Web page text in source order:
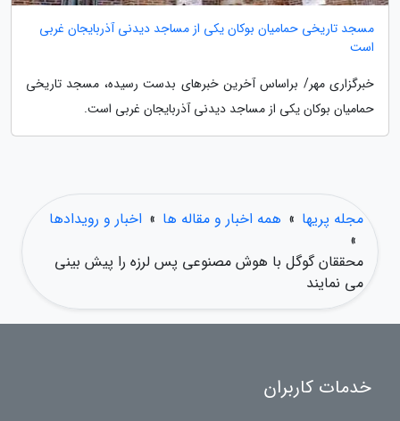
مسجد تاریخی حمامیان بوکان یکی از مساجد دیدنی آذربایجان غربی
است
خبرگزاری مهر/ براساس آخرین خبرهای بدست رسیده، مسجد تاریخی
حمامیان بوکان یکی از مساجد دیدنی آذربایجان غربی است.
مجله پریها » همه اخبار و مقاله ها » اخبار و رویدادها
»
محققان گوگل با هوش مصنوعی پس لرزه را پیش بینی
می نمایند
خدمات کاربران